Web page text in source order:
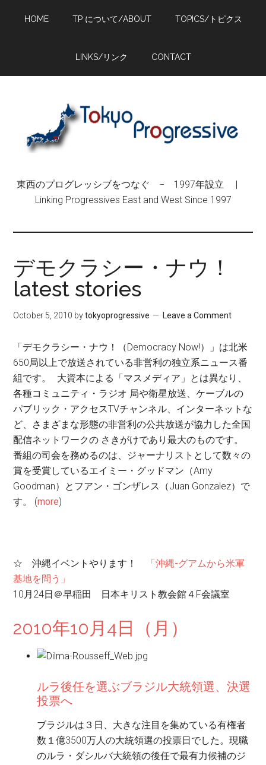
HOME TP について/ABOUT TOPICS/トピクス
LINKS/リンク CONTACT
東西のプログレッシブをつなぐ − 1997年設立 |
Linking Progressives East and West Since 1997
デモクラシー・ナウ！
latest stories
October 5, 2010 bytokyoprogressive Leave a Comment
「デモクラシー・ナウ！（Democracy Now!）」は北米
650局以上で放送されている非営利の独立系ニュース番
組です。 大資本による「マスメディア」とは異なり、
各種コミュニティ・ラジオ 局や衛星放送、ケーブルの
パブリック・アクセスTVチャンネル、インターネットな
ど、さまざまな形態の非営利の公共放送が協力した全国
配信ネットワークの さきがけであり最大のものです。
番組の司会を務めるのは、ジャーナリストとして数々の
賞を受賞しているエイミー・グッドマン（Amy
Goodman）とフアン・ゴンザレス（Juan Gonzalez）で
す。 (more)
☆ 沖縄イベントやります！
「沖縄-グアムから米軍
基地を問う」
10月24日＠早稲田 日本キリスト教会館４F会議室
2010年10月4日（月）
ルラ後任を選ぶブラジル大統領選、決選
投票へ
ブラジルは３日、大きな注目を集めている有権者
数１億3500万人の大統領選の投票日でした。現職
のルラ・ダシルバ大統領の後任で最有力候補のジ